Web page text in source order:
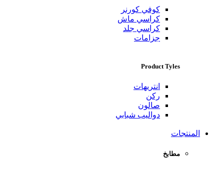
كوفي كورنر
كراسي ماش
كراسي جلد
جزامات
Product Tyles
انتريهات
ركن
صالون
دواليب شبابي
المنتجات
مطابخ